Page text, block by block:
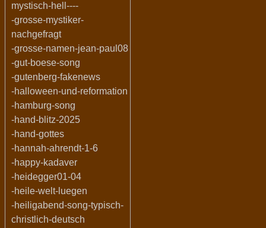
mystisch-hell----
-grosse-mystiker-
nachgefragt
-grosse-namen-jean-paul08
-gut-boese-song
-gutenberg-fakenews
-halloween-und-reformation
-hamburg-song
-hand-blitz-2025
-hand-gottes
-hannah-ahrendt-1-6
-happy-kadaver
-heidegger01-04
-heile-welt-luegen
-heiligabend-song-typisch-
christlich-deutsch